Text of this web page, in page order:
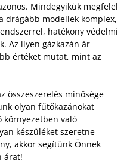
Mindegyikük megfelel
drágább modellek komplex,
hatékony védelmi
Az ilyen gázkazán ár
értéket mutat, mint az
összeszerelés minősége
olyan fűtőkazánokat
környezetben való
készüléket szeretne
akkor segítünk Önnek
árat!